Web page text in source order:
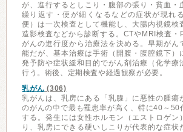
が、進行するとしこり・腹部の張り・貧血・
繰り返す・便が細くなるなどの症状が現れ
便）は一次検査として機能し、大腸内視鏡検
造影検査などから診断する。CTやMRI検査・
がんの進行度から治療法を決める。早期がん
能だが、基本治療は手術（開腹・腹腔鏡下）
発予防や症状緩和目的でがん剤治療（化学療
行う。術後、定期検査や経過観察が必要。
乳がん (306)
乳がんは、乳房にある「乳腺」に悪性の腫瘍
のがんの中で最も罹患率が高く、特に40～50
する。発生には女性ホルモン（エストロゲン
り、乳房にできる硬いしこりが代表的な症状